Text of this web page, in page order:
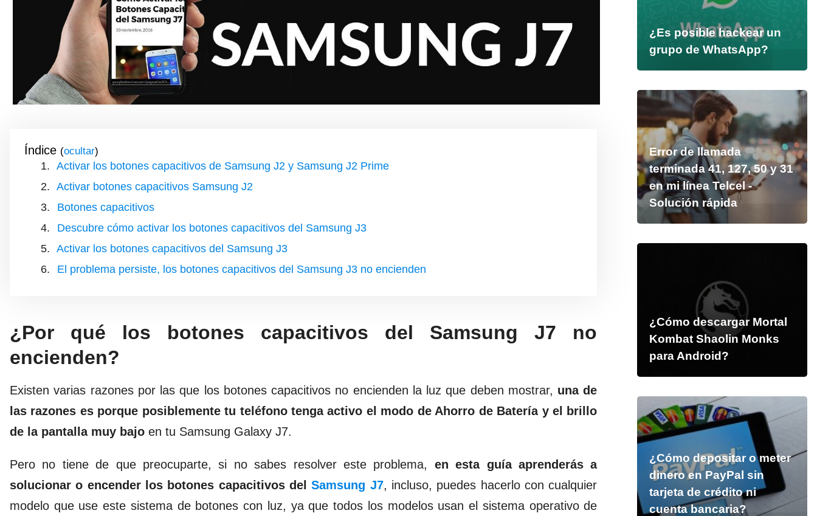
Índice ( )
Activar los botones capacitivos de Samsung J2 y Samsung J2 Prime
Activar botones capacitivos Samsung J2
Botones capacitivos
Descubre cómo activar los botones capacitivos del Samsung J3
Activar los botones capacitivos del Samsung J3
El problema persiste, los botones capacitivos del Samsung J3 no encienden
¿Por qué los botones capacitivos del Samsung J7 no
encienden?
Existen varias razones por las que los botones capacitivos no encienden la luz que deben mostrar, una de
las razones es porque posiblemente tu teléfono tenga activo el modo de Ahorro de Batería y el brillo
de la pantalla muy bajo en tu Samsung Galaxy J7.
Pero no tiene de que preocuparte, si no sabes resolver este problema, en esta guía aprenderás a
solucionar o encender los botones capacitivos delSamsung J7, incluso, puedes hacerlo con cualquier
modelo que use este sistema de botones con luz, ya que todos los modelos usan el sistema operativo de
¿Es posible hackear un
grupo de WhatsApp?
Error de llamada
terminada 41, 127, 50 y 31
en mi línea Telcel -
Solución rápida
¿Cómo descargar Mortal
Kombat Shaolin Monks
para Android?
¿Cómo depositar o meter
dinero en PayPal sin
tarjeta de crédito ni
cuenta bancaria?